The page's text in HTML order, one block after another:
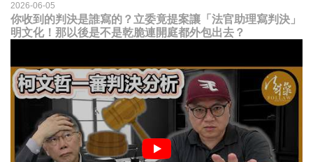
2026-06-05
你收到的判決是誰寫的？立委竟提案讓「法官助理寫判決」
明文化！那以後是不是乾脆連開庭都外包出去？